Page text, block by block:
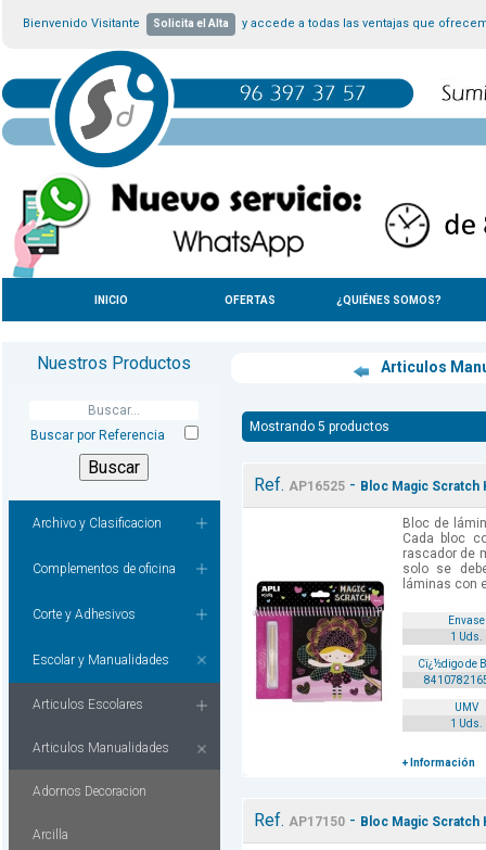
Bienvenido Visitante Solicita el Alta y accede a todas las ventajas que
INICIO OFERTAS ¿QUIÉNES SOMOS?
Nuestros Productos
Buscar por Referencia
Archivo y Clasificacion
Complementos de oficina
Corte y Adhesivos
Escolar y Manualidades
Articulos Escolares
Articulos Manualidades
Adornos Decoracion
Arcilla
Articulos
Mostrando 5 productos
Ref. AP16525- Bloc Magic Scratch
Bloc de
Cada bloc
rascador de
solo se
láminas con
Envase
1 Uds.
Cï¿½digo de
UMV
1 Uds.
+ Información
Ref. AP17150- Bloc Magic Scratch